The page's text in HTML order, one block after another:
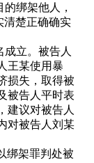
绑架他人，
清楚正确确实
成立。被告人
王某使用暴
损失，取得被
被告人平时表
建议对被告人
对被告人刘某
绑架罪判处被